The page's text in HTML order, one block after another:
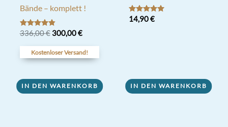
Bände – komplett !
Bewertet
4.80
von 5
336,00€ Ursprünglicher
war:
336,00 €
300,00€Aktueller
ist:
300,00 €.
Kostenloser Versand!
IN DEN WARENKORB
Bewertet mit
5.00
14,90€
IN DEN WARENKORB